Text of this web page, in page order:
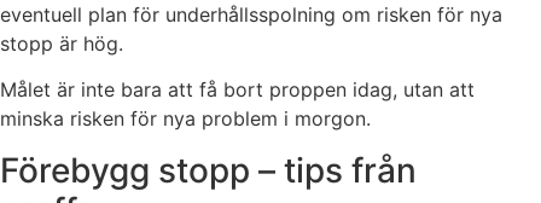
eventuell plan för underhållsspolning om risken för nya
stopp är hög.
Målet är inte bara att få bort proppen idag, utan att
minska risken för nya problem i morgon.
Förebygg stopp – tips från